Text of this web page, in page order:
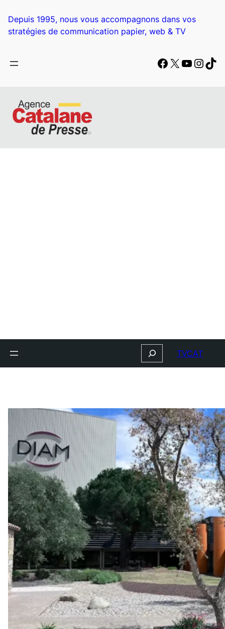
Depuis 1995, nous vous accompagnons dans vos
stratégies de communication papier, web & TV
Facebook
X
Search TVCAT